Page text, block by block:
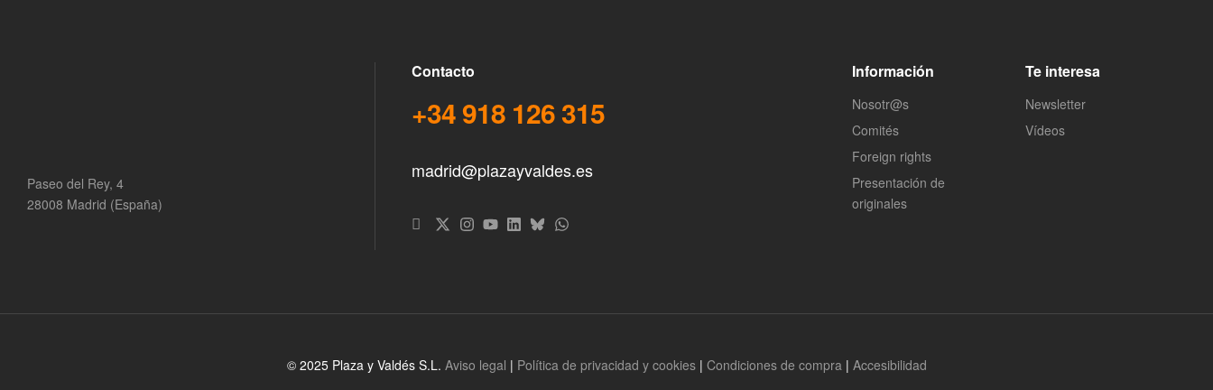
Paseo del Rey, 4
28008 Madrid (España)
Contacto
+34 918 126 315
madrid@plazayvaldes.es
Información
Nosotr@s
Comités
Foreign rights
Presentación de
originales
Te interesa
Newsletter
Vídeos
© 2025 Plaza y Valdés S.L. Aviso legal | Política de privacidad y cookies| Condiciones de compra| Accesibilidad